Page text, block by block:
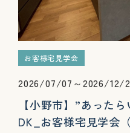
お客様宅見学会
2026/07/07～2026/12/
【小野市】”あった
DK_お客様宅見学会（